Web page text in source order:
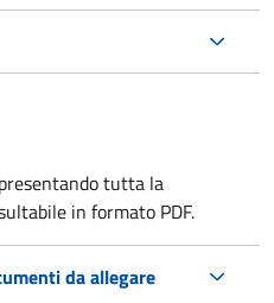
tutta la
in formato PDF.
da allegare